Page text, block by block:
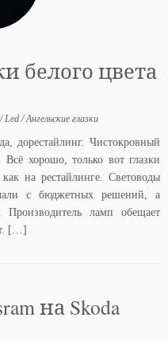
белого цвета
/ Led/Ангельские глазки
дорестайлинг. Чистокровный
хорошо, только вот глазки
на рестайлинге. Световоды
с бюджетных решений, а
ламп обещает
[…]
на Skoda